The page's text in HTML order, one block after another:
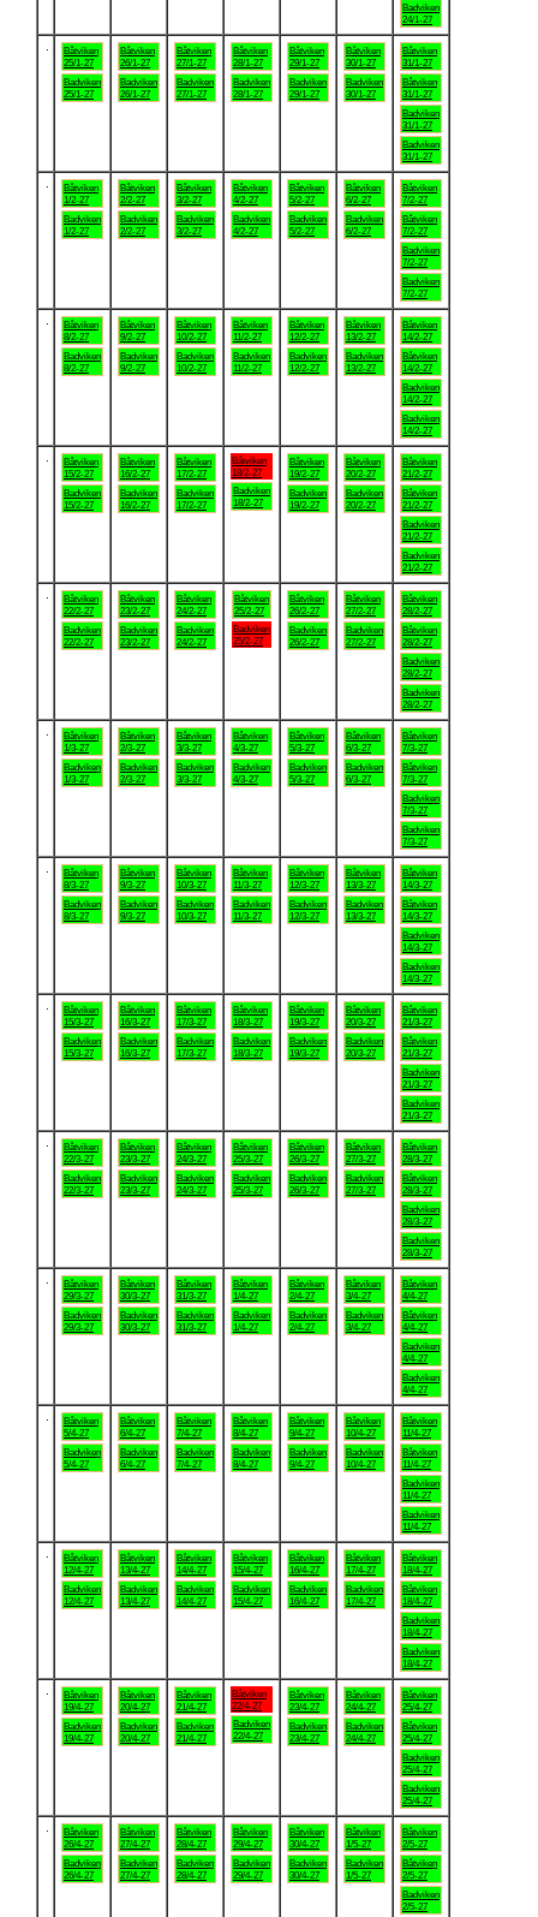
Badviken
24/1-27
Båtviken
25/1-27
Badviken
25/1-27
Båtviken
26/1-27
Badviken
26/1-27
Båtviken
27/1-27
Badviken
27/1-27
Båtviken
28/1-27
Badviken
28/1-27
Båtviken
29/1-27
Badviken
29/1-27
Båtviken
30/1-27
Badviken
30/1-27
Båtviken
31/1-27
Båtviken
31/1-27
Badviken
31/1-27
Badviken
31/1-27
Båtviken
1/2-27
Badviken
1/2-27
Båtviken
2/2-27
Badviken
2/2-27
Båtviken
3/2-27
Badviken
3/2-27
Båtviken
4/2-27
Badviken
4/2-27
Båtviken
5/2-27
Badviken
5/2-27
Båtviken
6/2-27
Badviken
6/2-27
Båtviken
7/2-27
Båtviken
7/2-27
Badviken
7/2-27
Badviken
7/2-27
Båtviken
8/2-27
Badviken
8/2-27
Båtviken
9/2-27
Badviken
9/2-27
Båtviken
10/2-27
Badviken
10/2-27
Båtviken
11/2-27
Badviken
11/2-27
Båtviken
12/2-27
Badviken
12/2-27
Båtviken
13/2-27
Badviken
13/2-27
Båtviken
14/2-27
Båtviken
14/2-27
Badviken
14/2-27
Badviken
14/2-27
Båtviken
15/2-27
Badviken
15/2-27
Båtviken
16/2-27
Badviken
16/2-27
Båtviken
17/2-27
Badviken
17/2-27
Båtviken
18/2-27
Badviken
18/2-27
Båtviken
19/2-27
Badviken
19/2-27
Båtviken
20/2-27
Badviken
20/2-27
Båtviken
21/2-27
Båtviken
21/2-27
Badviken
21/2-27
Badviken
21/2-27
Båtviken
22/2-27
Badviken
22/2-27
Båtviken
23/2-27
Badviken
23/2-27
Båtviken
24/2-27
Badviken
24/2-27
Båtviken
25/2-27
Badviken
25/2-27
Båtviken
26/2-27
Badviken
26/2-27
Båtviken
27/2-27
Badviken
27/2-27
Båtviken
28/2-27
Båtviken
28/2-27
Badviken
28/2-27
Badviken
28/2-27
Båtviken
1/3-27
Badviken
1/3-27
Båtviken
2/3-27
Badviken
2/3-27
Båtviken
3/3-27
Badviken
3/3-27
Båtviken
4/3-27
Badviken
4/3-27
Båtviken
5/3-27
Badviken
5/3-27
Båtviken
6/3-27
Badviken
6/3-27
Båtviken
7/3-27
Båtviken
7/3-27
Badviken
7/3-27
Badviken
7/3-27
Båtviken
8/3-27
Badviken
8/3-27
Båtviken
9/3-27
Badviken
9/3-27
Båtviken
10/3-27
Badviken
10/3-27
Båtviken
11/3-27
Badviken
11/3-27
Båtviken
12/3-27
Badviken
12/3-27
Båtviken
13/3-27
Badviken
13/3-27
Båtviken
14/3-27
Båtviken
14/3-27
Badviken
14/3-27
Badviken
14/3-27
Båtviken
15/3-27
Badviken
15/3-27
Båtviken
16/3-27
Badviken
16/3-27
Båtviken
17/3-27
Badviken
17/3-27
Båtviken
18/3-27
Badviken
18/3-27
Båtviken
19/3-27
Badviken
19/3-27
Båtviken
20/3-27
Badviken
20/3-27
Båtviken
21/3-27
Båtviken
21/3-27
Badviken
21/3-27
Badviken
21/3-27
Båtviken
22/3-27
Badviken
22/3-27
Båtviken
23/3-27
Badviken
23/3-27
Båtviken
24/3-27
Badviken
24/3-27
Båtviken
25/3-27
Badviken
25/3-27
Båtviken
26/3-27
Badviken
26/3-27
Båtviken
27/3-27
Badviken
27/3-27
Båtviken
28/3-27
Båtviken
28/3-27
Badviken
28/3-27
Badviken
28/3-27
Båtviken
29/3-27
Badviken
29/3-27
Båtviken
30/3-27
Badviken
30/3-27
Båtviken
31/3-27
Badviken
31/3-27
Båtviken
1/4-27
Badviken
1/4-27
Båtviken
2/4-27
Badviken
2/4-27
Båtviken
3/4-27
Badviken
3/4-27
Båtviken
4/4-27
Båtviken
4/4-27
Badviken
4/4-27
Badviken
4/4-27
Båtviken
5/4-27
Badviken
5/4-27
Båtviken
6/4-27
Badviken
6/4-27
Båtviken
7/4-27
Badviken
7/4-27
Båtviken
8/4-27
Badviken
8/4-27
Båtviken
9/4-27
Badviken
9/4-27
Båtviken
10/4-27
Badviken
10/4-27
Båtviken
11/4-27
Båtviken
11/4-27
Badviken
11/4-27
Badviken
11/4-27
Båtviken
12/4-27
Badviken
12/4-27
Båtviken
13/4-27
Badviken
13/4-27
Båtviken
14/4-27
Badviken
14/4-27
Båtviken
15/4-27
Badviken
15/4-27
Båtviken
16/4-27
Badviken
16/4-27
Båtviken
17/4-27
Badviken
17/4-27
Båtviken
18/4-27
Båtviken
18/4-27
Badviken
18/4-27
Badviken
18/4-27
Båtviken
19/4-27
Badviken
19/4-27
Båtviken
20/4-27
Badviken
20/4-27
Båtviken
21/4-27
Badviken
21/4-27
Båtviken
22/4-27
Badviken
22/4-27
Båtviken
23/4-27
Badviken
23/4-27
Båtviken
24/4-27
Badviken
24/4-27
Båtviken
25/4-27
Båtviken
25/4-27
Badviken
25/4-27
Badviken
25/4-27
Båtviken
26/4-27
Badviken
26/4-27
Båtviken
27/4-27
Badviken
27/4-27
Båtviken
28/4-27
Badviken
28/4-27
Båtviken
29/4-27
Badviken
29/4-27
Båtviken
30/4-27
Badviken
30/4-27
Båtviken
1/5-27
Badviken
1/5-27
Båtviken
2/5-27
Båtviken
2/5-27
Badviken
2/5-27